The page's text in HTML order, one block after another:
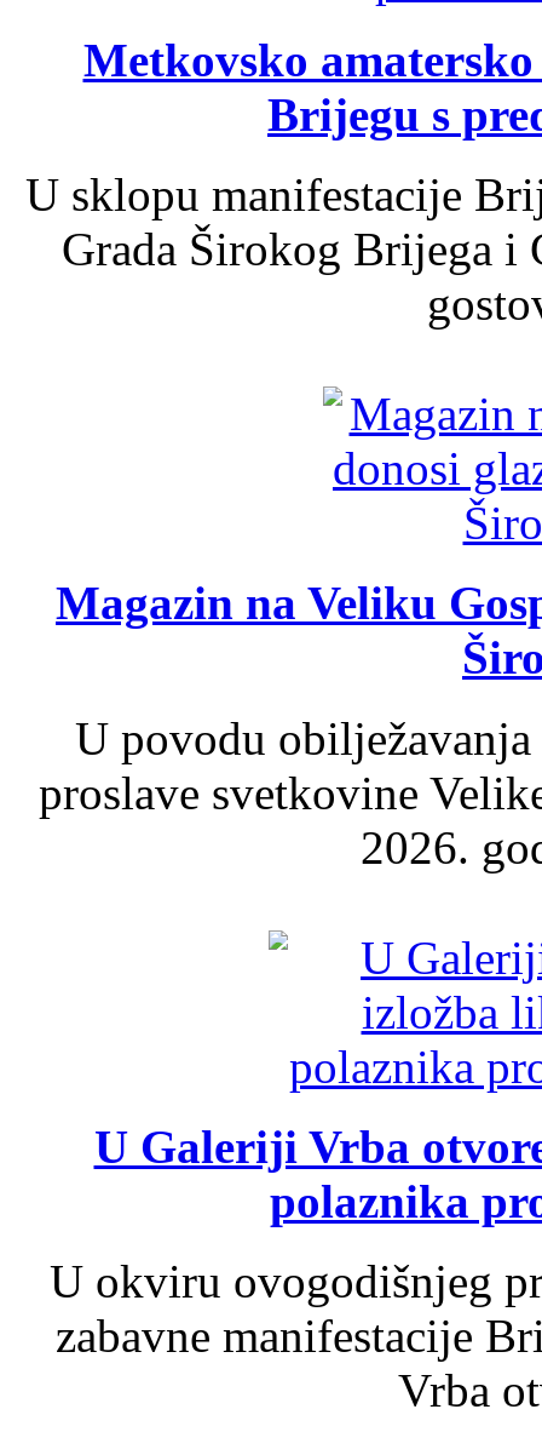
Metkovsko
Brijegu s
U sklopu manifestacije
Grada Širokog Brijega
Magazin na Veliku
U povodu
proslave svetkovine
2026.
U Galeriji Vrba
polaznika
U okviru ovogodišnjeg
zabavne manifestacije
Vrba